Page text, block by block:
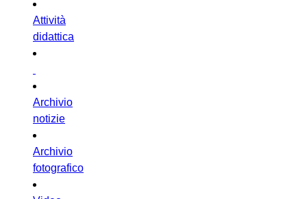
Attività
didattica
Archivio
notizie
Archivio
fotografico